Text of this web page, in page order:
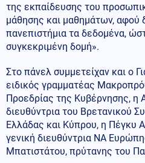
της εκπαίδευσης του
μάθησης και μαθημάτων, αφού
πανεπιστήμια τα δεδομένα,
συγκεκριμένη δομή».
Στο πάνελ συμμετείχαν και ο
ειδικός γραμματέας
Προεδρίας της Κυβέρνησης, η
διευθύντρια του Βρετανικού
Ελλάδας και Κύπρου, η Πέγκυ
γενική διευθύντρια ΝΑ
Μπατιστάτου, πρύτανης του